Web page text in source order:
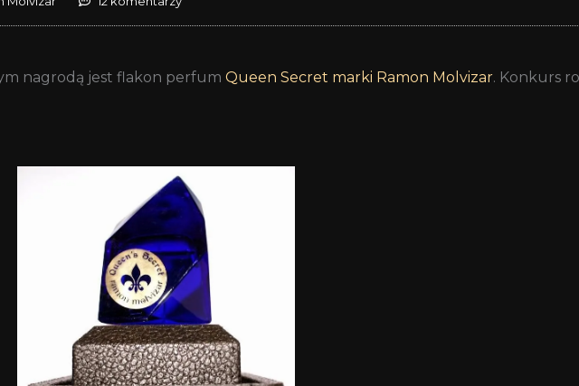
nagrodą jest flakon perfum Queen Secret marki Ramon Molvizar. Konkurs